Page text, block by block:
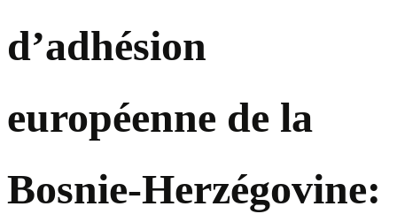
d’adhésion
européenne de la
Bosnie-Herzégovine: